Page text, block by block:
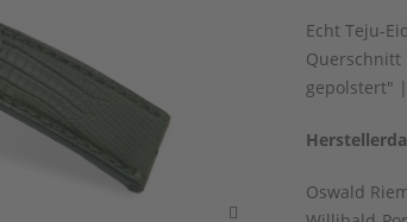
Echt Teju-
gepolstert"
Oswald